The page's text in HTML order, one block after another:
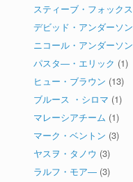
スティーブ・フォックス
デビッド・アンダーソン
ニコール・アンダーソン
パスタ―・エリック (1)
ヒュー・ブラウン (13)
ブルース ・シロマ (1)
マレーシアチーム (1)
マーク・ベントン (3)
ヤスヲ・タノウ (3)
ラルフ・モア― (3)